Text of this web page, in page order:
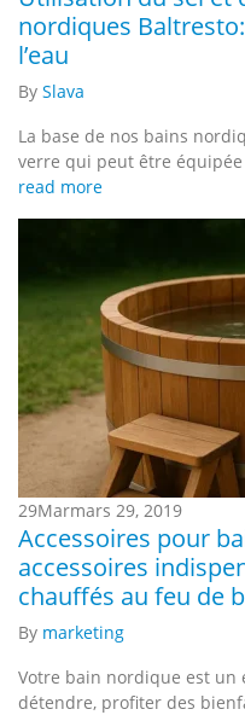
nordiques
l’eau
By Slava
La base de nos bains
verre qui peut être
read more
29Marmars 29, 2019
Accessoires pour
accessoires
chauffés au feu de
By marketing
Votre bain nordique est un
détendre, profiter des